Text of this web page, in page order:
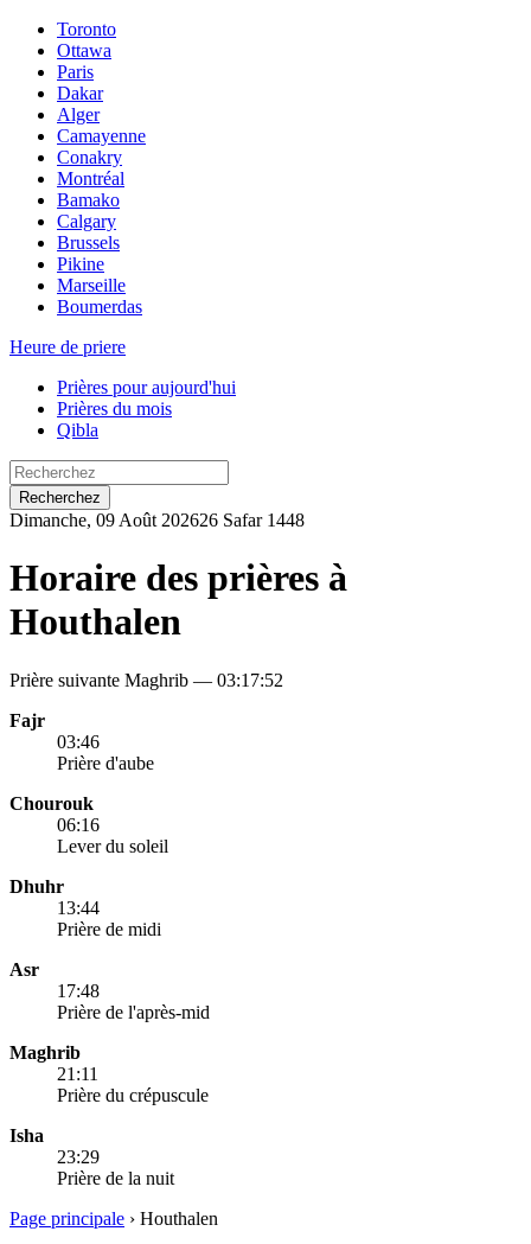
Toronto
Ottawa
Paris
Dakar
Alger
Camayenne
Conakry
Montréal
Bamako
Calgary
Brussels
Pikine
Marseille
Boumerdas
Heure de priere
Prières pour aujourd'hui
Prières du mois
Qibla
Recherchez
Dimanche, 09 Août 202626 Safar 1448
Horaire des prières à
Houthalen
Prière suivante Maghrib — 03:17:52
Fajr
03:46
Prière d'aube
Chourouk
06:16
Lever du soleil
Dhuhr
13:44
Prière de midi
Asr
17:48
Prière de l'après-mid
Maghrib
21:11
Prière du crépuscule
Isha
23:29
Prière de la nuit
Page principale › Houthalen